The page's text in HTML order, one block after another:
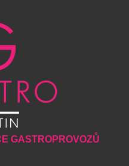
GASTROPROVOZŮ